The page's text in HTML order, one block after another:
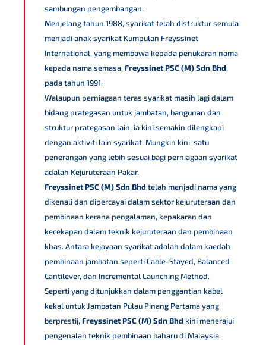
sambungan pengembangan.
Menjelang tahun 1988, syarikat telah distruktur semula
menjadi anak syarikat Kumpulan Freyssinet
International, yang membawa kepada penukaran nama
kepada nama semasa, Freyssinet PSC (M) Sdn Bhd,
pada tahun 1991.
Walaupun perniagaan teras syarikat masih lagi dalam
bidang prategasan untuk jambatan, bangunan dan
struktur prategasan lain, ia kini semakin dilengkapi
dengan aktiviti lain syarikat. Mungkin kini, satu
penerangan yang lebih sesuai bagi perniagaan syarikat
adalah Kejuruteraan Pakar.
Freyssinet PSC (M) Sdn Bhd telah menjadi nama yang
dikenali dan dipercayai dalam sektor kejuruteraan dan
pembinaan kerana pengalaman, kepakaran dan
kecekapan dalam teknik kejuruteraan dan pembinaan
khas. Antara kejayaan syarikat adalah dalam kaedah
pembinaan jambatan seperti Cable-Stayed, Balanced
Cantilever, dan Incremental Launching Method.
Seperti yang ditunjukkan dalam penggantian kabel
kekal untuk Jambatan Pulau Pinang Pertama yang
berprestij, Freyssinet PSC (M) Sdn Bhd kini menerajui
pengenalan teknik pembinaan baharu di Malaysia.